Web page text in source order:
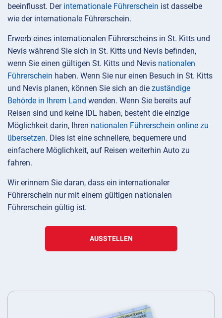
beeinflusst. Der internationale Führerschein ist dasselbe
wie der internationale Führerschein.
Erwerb eines internationalen Führerscheins in St. Kitts und
Nevis während Sie sich in St. Kitts und Nevis befinden,
wenn Sie einen gültigen St. Kitts und Nevis nationalen
Führerschein haben. Wenn Sie nur einen Besuch in St. Kitts
und Nevis planen, können Sie sich an die zuständige
Behörde in Ihrem Land wenden. Wenn Sie bereits auf
Reisen sind und keine IDL haben, besteht die einzige
Möglichkeit darin, Ihren nationalen Führerschein online zu
übersetzen. Dies ist eine schnellere, bequemere und
einfachere Möglichkeit, auf Reisen weiterhin Auto zu
fahren.
Wir erinnern Sie daran, dass ein internationaler
Führerschein nur mit einem gültigen nationalen
Führerschein gültig ist.
AUSSTELLEN